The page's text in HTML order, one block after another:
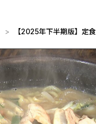
【2025年下半期版】定